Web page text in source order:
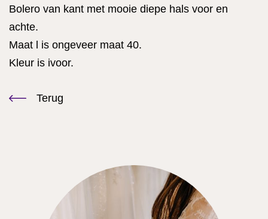
Bolero van kant met mooie diepe hals voor en
achte.
Maat l is ongeveer maat 40.
Kleur is ivoor.
Terug